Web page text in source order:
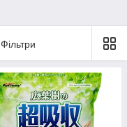
Фільтри